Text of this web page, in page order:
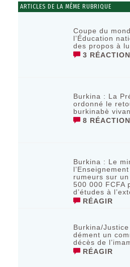
ARTICLES DE LA MÊME RUBRIQUE
‎Coupe du
l’Éducation
des propos à
3
Burkina : La
ordonné le
burkinabè
8
Burkina : Le
rumeurs sur
500 000 FCFA
d’études à
RÉAGIR
Burkina/
dément un
décès de
RÉAGIR